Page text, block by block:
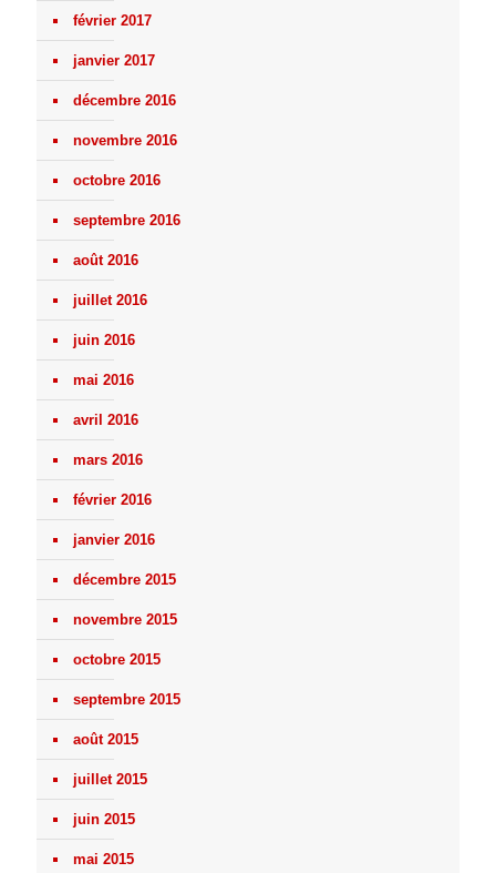
février 2017
janvier 2017
décembre 2016
novembre 2016
octobre 2016
septembre 2016
août 2016
juillet 2016
juin 2016
mai 2016
avril 2016
mars 2016
février 2016
janvier 2016
décembre 2015
novembre 2015
octobre 2015
septembre 2015
août 2015
juillet 2015
juin 2015
mai 2015